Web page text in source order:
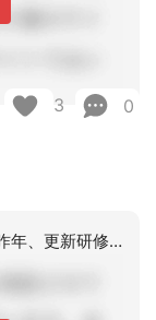
3 0
他の方のコメントで思い出しましたが、昨年、更新研修2日目受講終了30分前に、Wi